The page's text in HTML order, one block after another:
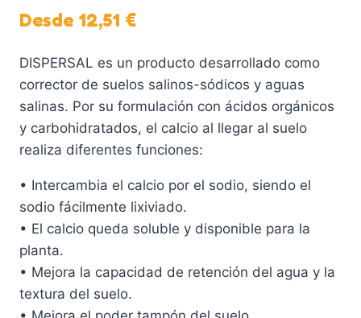
Desde 12,51 €
DISPERSAL es un producto desarrollado como
corrector de suelos salinos-sódicos y aguas
salinas. Por su formulación con ácidos orgánicos
y carbohidratados, el calcio al llegar al suelo
realiza diferentes funciones:
• Intercambia el calcio por el sodio, siendo el
sodio fácilmente lixiviado.
• El calcio queda soluble y disponible para la
planta.
• Mejora la capacidad de retención del agua y la
textura del suelo.